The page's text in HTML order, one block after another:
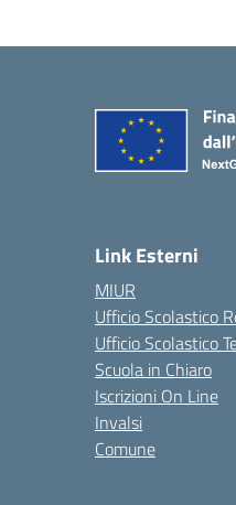
Link Esterni
MIUR
Ufficio Scolastico
Ufficio Scolastico
Scuola in Chiaro
Iscrizioni On Line
Invalsi
Comune